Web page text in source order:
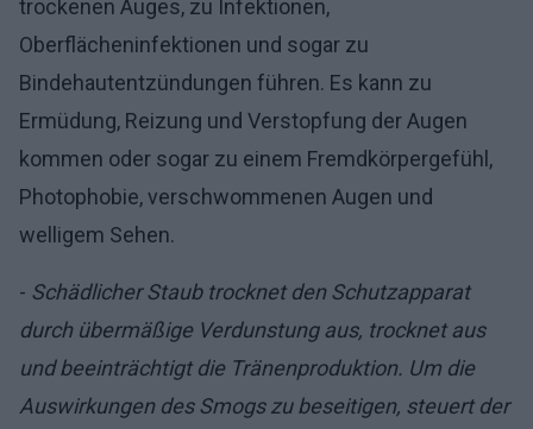
trockenen Auges, zu Infektionen,
Oberflächeninfektionen und sogar zu
Bindehautentzündungen führen. Es kann zu
Ermüdung, Reizung und Verstopfung der Augen
kommen oder sogar zu einem Fremdkörpergefühl,
Photophobie, verschwommenen Augen und
welligem Sehen.
- Schädlicher Staub trocknet den Schutzapparat
durch übermäßige Verdunstung aus, trocknet aus
und beeinträchtigt die Tränenproduktion. Um die
Auswirkungen des Smogs zu beseitigen, steuert der